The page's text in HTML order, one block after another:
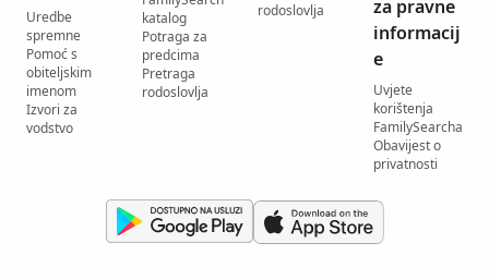
Uredbe
spremne
Pomoć s
obiteljskim
imenom
Izvori za
vodstvo
katalog
Potraga za
predcima
Pretraga
rodoslovlja
rodoslovlja
za pravne
informacij
e
Uvjete
korištenja
FamilySearcha
Obavijest o
privatnosti